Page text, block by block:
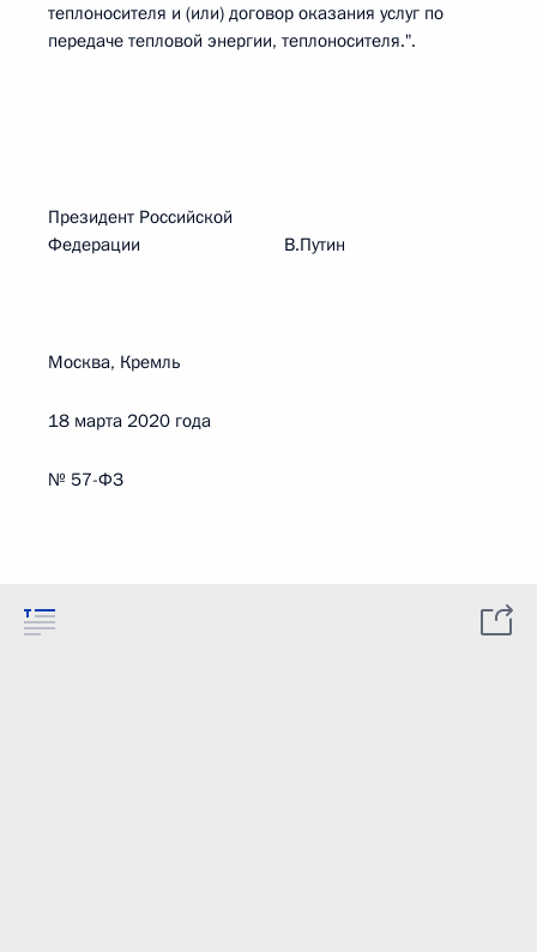
теплоносителя и (или) договор оказания услуг по
передаче тепловой энергии, теплоносителя.".
Президент Российской
Федерации В.Путин
Москва, Кремль
18 марта 2020 года
№ 57-ФЗ